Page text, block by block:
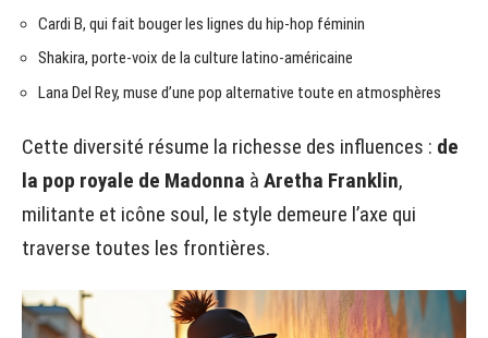
Cardi B, qui fait bouger les lignes du hip-hop féminin
Shakira, porte-voix de la culture latino-américaine
Lana Del Rey, muse d’une pop alternative toute en atmosphères
Cette diversité résume la richesse des influences : de
la pop royale de Madonna à Aretha Franklin,
militante et icône soul, le style demeure l’axe qui
traverse toutes les frontières.